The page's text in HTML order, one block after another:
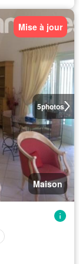
5photos
Mise à jour
Maison